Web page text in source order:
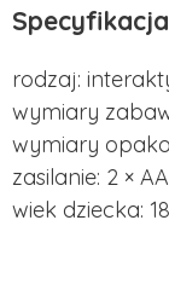
rodzaj:
wymiary
wymiary
zasilanie: 2 ×
wiek dziecka: